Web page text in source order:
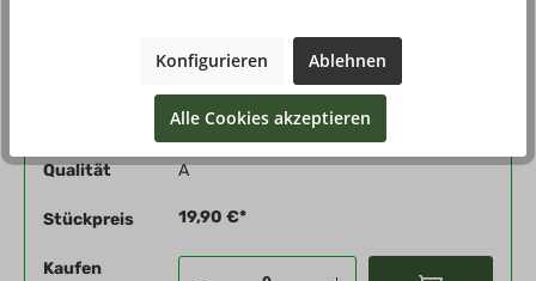
Produktnummer461624-01-000
oliv, - Nässeschutzponcho
Qualität A
Stückpreis 19,90 €*
Kaufen
Konfigurieren Ablehnen
Alle Cookies akzeptieren